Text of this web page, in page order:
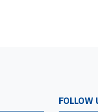
FOLLOW